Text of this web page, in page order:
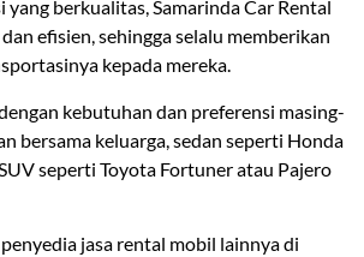
berkualitas, Samarinda Car Rental
efisien, sehingga selalu memberikan
kepada mereka.
kebutuhan dan preferensi masing-
bersama keluarga, sedan seperti Honda
seperti Toyota Fortuner atau Pajero
jasa rental mobil lainnya di